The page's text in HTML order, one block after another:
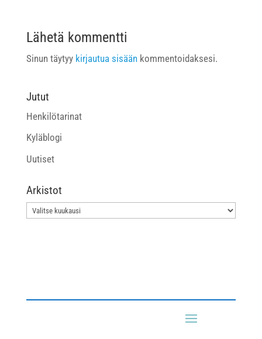
Lähetä kommentti
Sinun täytyy kirjautua sisäänkommentoidaksesi.
Jutut
Henkilötarinat
Kyläblogi
Uutiset
Arkistot
Arkistot